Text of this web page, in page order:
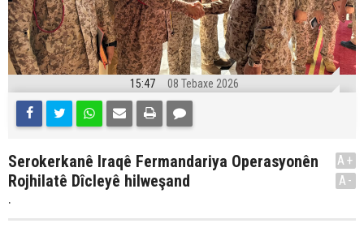
15:47 08 Tebaxe 2026
Serokerkanê Iraqê Fermandariya Operasyonên
Rojhilatê Dîcleyê hilweşand
.
A+
A-